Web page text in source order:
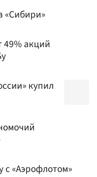
«Сибири»
49% акций
купил
с «Аэрофлотом»